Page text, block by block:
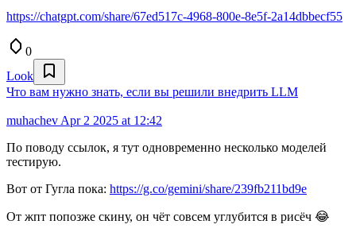
https://chatgpt.com/share/67ed517c-4968-800e-8e5f-2a14dbbecf55
0
Look
Что вам нужно знать, если вы решили внедрить LLM
muhachev Apr 2 2025 at 12:42
По поводу ссылок, я тут одновременно несколько моделей
тестирую.
Вот от Гугла пока: https://g.co/gemini/share/239fb211bd9e
От жпт попозже скину, он чёт совсем углубится в рисёч 😂